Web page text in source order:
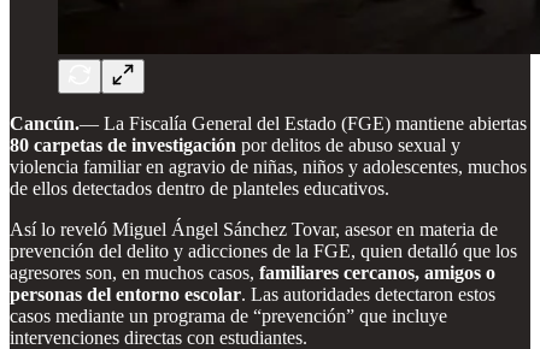
Cancún.— La Fiscalía General del Estado (FGE) mantiene abiertas
80 carpetas de investigación por delitos de abuso sexual y
violencia familiar en agravio de niñas, niños y adolescentes, muchos
de ellos detectados dentro de planteles educativos.
Así lo reveló Miguel Ángel Sánchez Tovar, asesor en materia de
prevención del delito y adicciones de la FGE, quien detalló que los
agresores son, en muchos casos, familiares cercanos, amigos o
personas del entorno escolar. Las autoridades detectaron estos
casos mediante un programa de “prevención” que incluye
intervenciones directas con estudiantes.